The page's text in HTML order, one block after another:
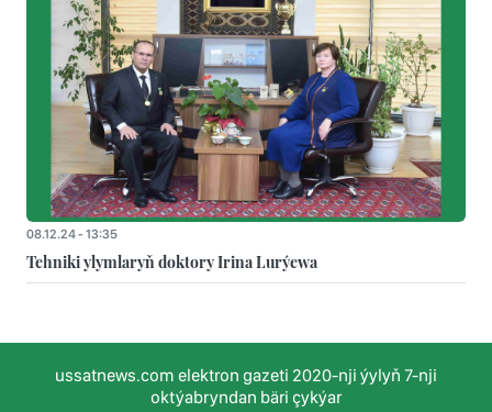
08.12.24 - 13:35
Tehniki ylymlaryň doktory Irina Lurýewa
ussatnews.com elektron gazeti 2020-nji ýylyň 7-nji
oktýabryndan bäri çykýar